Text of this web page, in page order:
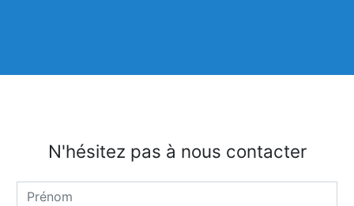
N'hésitez pas à nous contacter